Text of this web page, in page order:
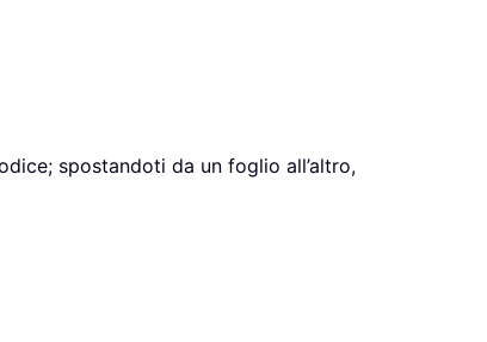
spostandoti da un foglio all’altro,